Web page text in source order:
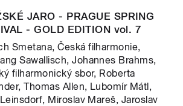
JARO - PRAGUE SPRING
- GOLD EDITION vol. 7
Smetana, Česká filharmonie,
Sawallisch, Johannes Brahms,
filharmonický sbor, Roberta
Thomas Allen, Lubomír Mátl,
Miroslav Mareš, Jaroslav